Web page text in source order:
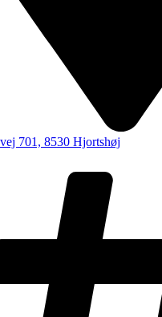
701, 8530 Hjortshøj